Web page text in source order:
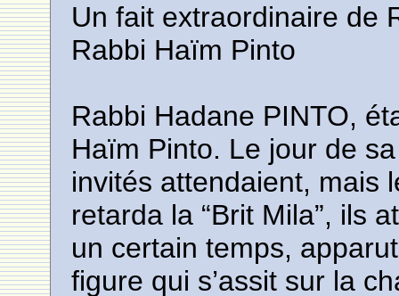
Un fait extraordinaire de
Rabbi Haïm Pinto
Rabbi Hadane PINTO,
Haïm Pinto. Le jour de
invités attendaient, mais
retarda la “Brit Mila”, ils
un certain temps,
figure qui s’assit sur la